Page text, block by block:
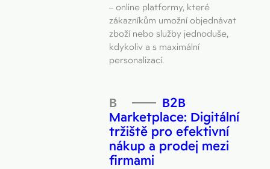
– online platformy, které
zákazníkům umožní objednávat
zboží nebo služby jednoduše,
kdykoliv a s maximální
personalizací.
B2B
Marketplace: Digitální
tržiště pro efektivní
nákup a prodej mezi
firmami